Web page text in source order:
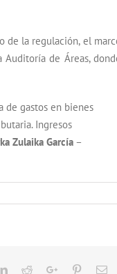
de la regulación, el
de Áreas,
de gastos en bienes
Ingresos
Zulaika García–
LinkedIn
RedditGoogle+Pinterest